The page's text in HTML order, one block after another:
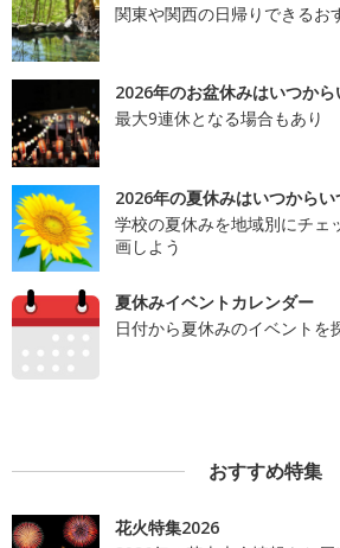
関東や関西の日帰りできるお
2026年のお盆休みはいつから
最大9連休となる場合もあり
2026年の夏休みはいつからい
学校の夏休みを地域別にチェ
画しよう
夏休みイベントカレンダー
日付から夏休みのイベントを
おすすめ特集
花火特集2026